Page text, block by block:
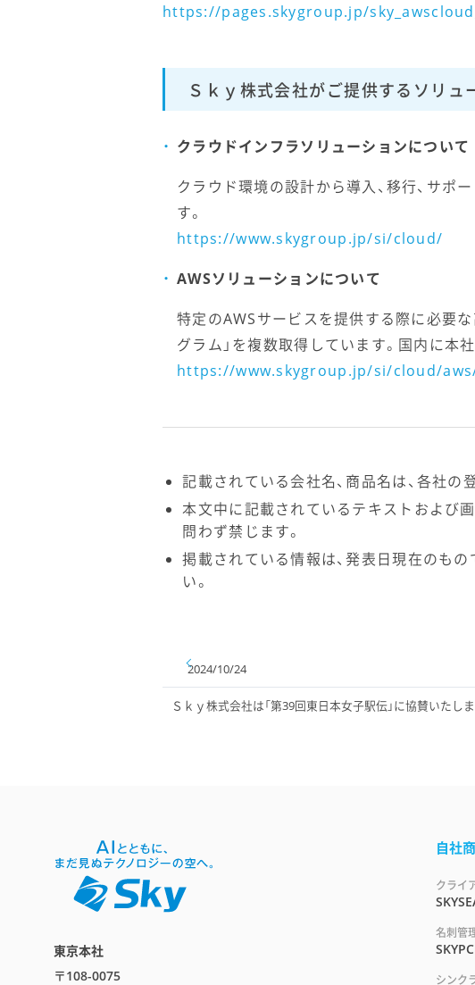
https://pages.skygroup.jp/
Ｓｋｙ株式会社がご提供するソリュ
クラウドインフラソリューションについて
クラウド環境の設計から導入、移行、サポ
す。
https://www.skygroup.jp/si/cloud/
AWSソリューションについて
特定のAWSサービスを提供する際に必要
グラム」を複数取得しています。国内に本
https://www.skygroup.jp/si/cloud/
記載されている会社名、商品名は、各社の
本文中に記載されているテキストおよび画
問わず禁じます。
掲載されている情報は、発表日現在のも
い。
2024/10/24
Ｓｋｙ株式会社は「第39回東日本女子駅伝」に協賛いたし
東京本社
〒108-0075
自社
クライ
名刺管
シンク